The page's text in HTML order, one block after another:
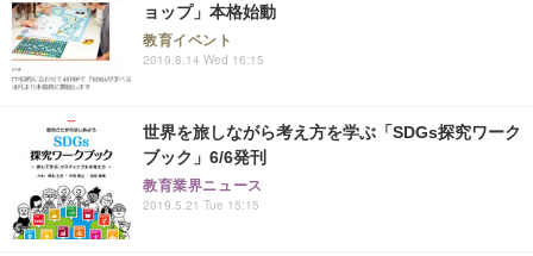
ョップ」本格始動
教育イベント
2019.8.14 Wed 16:15
世界を旅しながら考え方を学ぶ「SDGs探究ワーク
ブック」6/6発刊
教育業界ニュース
2019.5.21 Tue 15:15